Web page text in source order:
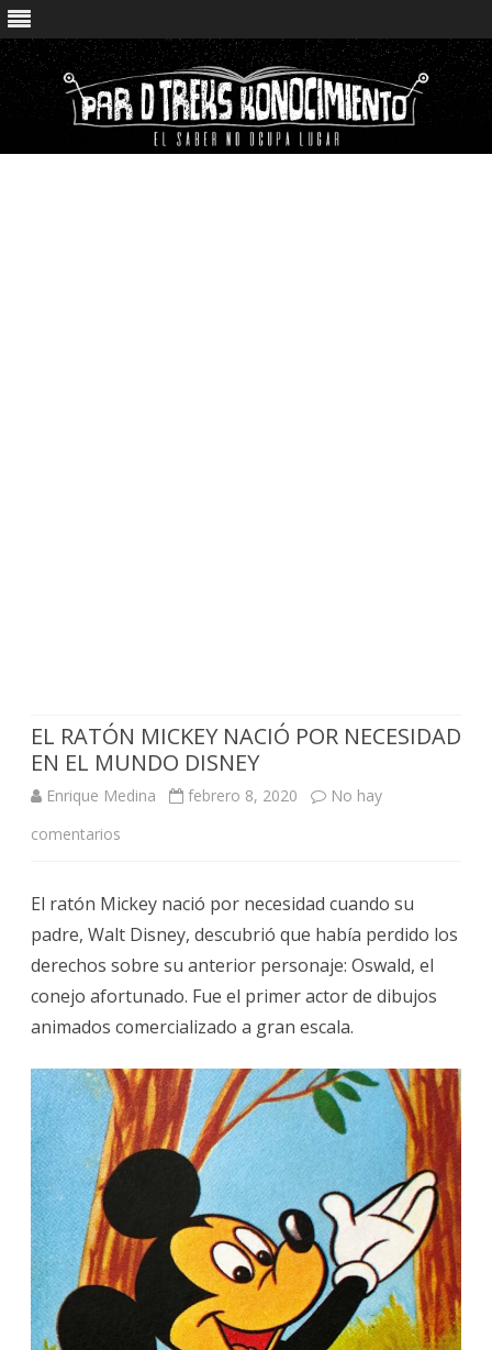
Saltar
EL RATÓN MICKEY NACIÓ POR NECESIDAD
EN EL MUNDO DISNEY
Enrique Medina febrero 8, 2020
No hay
comentarios
RATÓN
MICKEY
NACIÓ
POR
EN
EL
El ratón Mickey nació por necesidad cuando su
padre, Walt Disney, descubrió que había perdido los
derechos sobre su anterior personaje: Oswald, el
conejo afortunado. Fue el primer actor de dibujos
animados comercializado a gran escala.